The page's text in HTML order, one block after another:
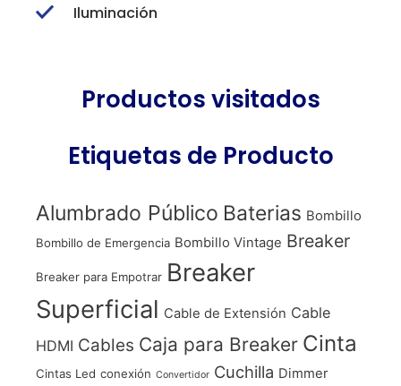
Iluminación
Productos visitados
Etiquetas de Producto
Alumbrado Público Baterias Bombillo
Bombillo de Emergencia Bombillo Vintage Breaker
Breaker para Empotrar Breaker
Superficial Cable de Extensión Cable
HDMI Cables Caja para Breaker Cinta
Cintas Led conexión Convertidor Cuchilla Dimmer